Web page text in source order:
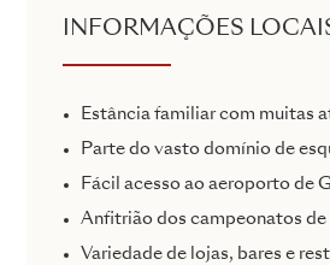
INFORMAÇÕES
Estância familiar com muitas
Parte do vasto domínio de
Fácil acesso ao aeroporto de
Anfitrião dos campeonatos de
Variedade de lojas, bares e